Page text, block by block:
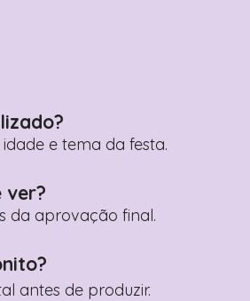
e tema da festa.
ver?
da aprovação final.
antes de produzir.